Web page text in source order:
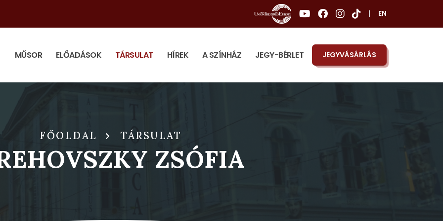
EN
MŰSOR ELŐADÁSOK TÁRSULAT HÍREK A SZÍNHÁZ JEGY-BÉRLET JEGYVÁSÁRLÁS
FŐOLDAL TÁRSULAT
ZSÓFIA